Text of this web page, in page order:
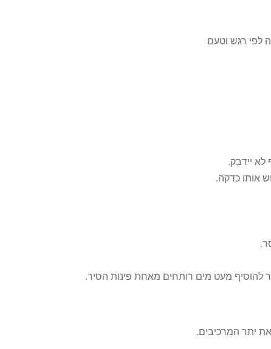
יידבק.
אותו כדקה.
להוסיף מעט מים רותחים מאחת פינות הסיר.